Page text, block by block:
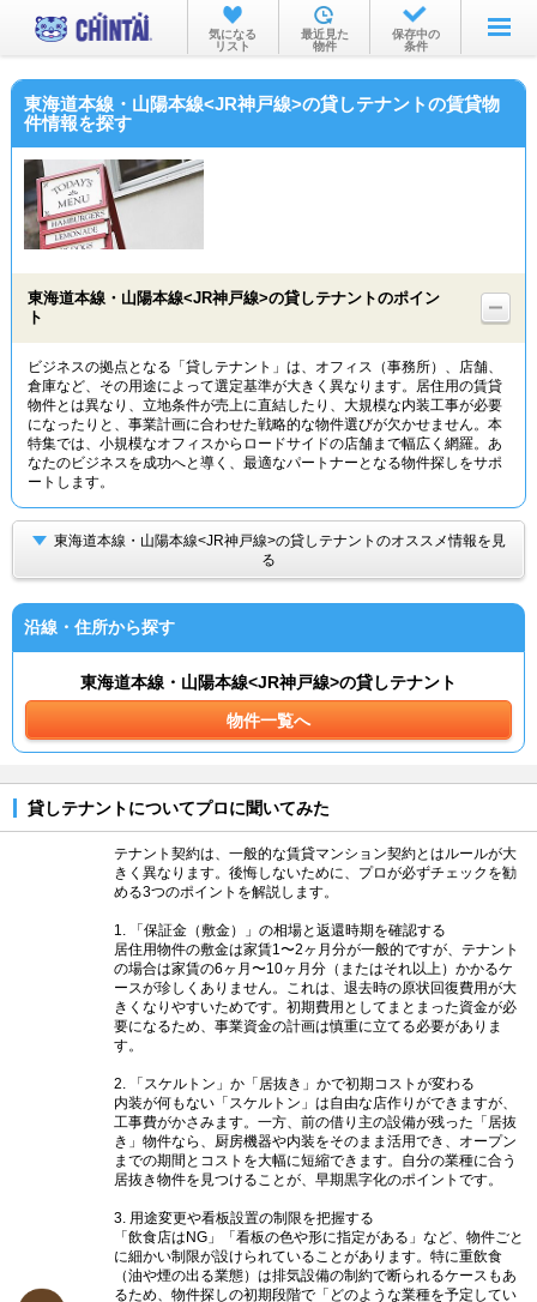
お部屋を探す
沿線・駅から
不動産会社から
気になる
リスト
最近見た
物件
保存中の
条件
東海道本線・山陽本線<JR神戸線>の貸しテナントの賃貸物
件情報を探す
東海道本線・山陽本線<JR神戸線>の貸しテナントのポイン
ト
ビジネスの拠点となる「貸しテナント」は、オフィス（事務所）、店舗、
倉庫など、その用途によって選定基準が大きく異なります。居住用の賃貸
物件とは異なり、立地条件が売上に直結したり、大規模な内装工事が必要
になったりと、事業計画に合わせた戦略的な物件選びが欠かせません。本
特集では、小規模なオフィスからロードサイドの店舗まで幅広く網羅。あ
なたのビジネスを成功へと導く、最適なパートナーとなる物件探しをサポ
ートします。
東海道本線・山陽本線<JR神戸線>の貸しテナントのオススメ情報を見
る
沿線・住所から探す
東海道本線・山陽本線<JR神戸線>の貸しテナント
物件一覧へ
貸しテナントについてプロに聞いてみた
テナント契約は、一般的な賃貸マンション契約とはルールが大
きく異なります。後悔しないために、プロが必ずチェックを勧
める3つのポイントを解説します。
1. 「保証金（敷金）」の相場と返還時期を確認する
居住用物件の敷金は家賃1〜2ヶ月分が一般的ですが、テナント
の場合は家賃の6ヶ月〜10ヶ月分（またはそれ以上）かかるケ
ースが珍しくありません。これは、退去時の原状回復費用が大
きくなりやすいためです。初期費用としてまとまった資金が必
要になるため、事業資金の計画は慎重に立てる必要がありま
す。
2. 「スケルトン」か「居抜き」かで初期コストが変わる
内装が何もない「スケルトン」は自由な店作りができますが、
工事費がかさみます。一方、前の借り主の設備が残った「居抜
き」物件なら、厨房機器や内装をそのまま活用でき、オープン
までの期間とコストを大幅に短縮できます。自分の業種に合う
居抜き物件を見つけることが、早期黒字化のポイントです。
3. 用途変更や看板設置の制限を把握する
「飲食店はNG」「看板の色や形に指定がある」など、物件ごと
に細かい制限が設けられていることがあります。特に重飲食
（油や煙の出る業態）は排気設備の制約で断られるケースもあ
るため、物件探しの初期段階で「どのような業種を予定してい